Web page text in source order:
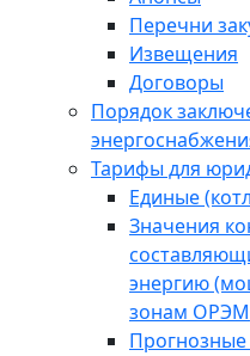
Перечни
Извещения
Договоры
Порядок
Тарифы для
Единые
Значения
энергию
зонам ОРЭМ